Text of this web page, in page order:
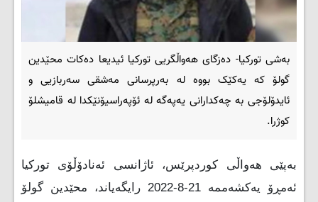
بەشی تورکیا- دەزگای هەواڵگریی تورکیا ئیدیعا دەکات محێدین
گولۆ کە یەکێک بووە لە بەرپرسانی مەشقی سەربازیی و
ئایدۆلۆجی بە چەکدارانی یەپەگە لە ئۆپەراسیۆنێکدا لە قامیشلۆ
کوژرا.
بەپێی هەواڵی کوردپرێس، ئاژانسی ئەنادۆڵۆی تورکیا
ئەمڕۆ یەکشەممە 21-8-2022 رایگەیاند، محێدین گولۆ